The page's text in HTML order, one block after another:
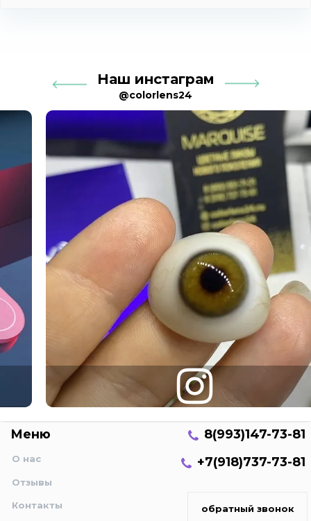
Наш инстаграм
@colorlens24
Меню
О нас
Отзывы
Контакты
8(993)147-73-81
+7(918)737-73-81
обратный звонок